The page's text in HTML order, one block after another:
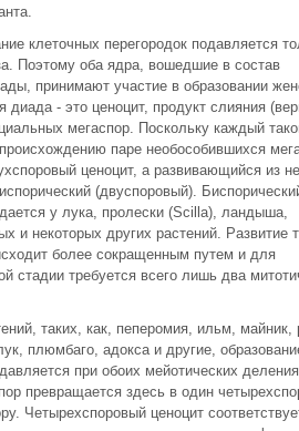
клеточных перегородок подавляется
Поэтому оба ядра, вошедшие в состав
принимают участие в образовании
диада - это ценоцит, продукт слияния
мегаспор. Поскольку каждый
паре необособившихся
ценоцит, а развивающийся из
(двуспоровый).
у лука, пролески (Scilla), ландыша,
и некоторых других растений. Развитие
более сокращенным путем и для
стадии требуется всего лишь два
таких, как, пеперомия, ильм, майник,
плюмбаго, адокса и другие,
при обоих мейотических
превращается здесь в один
Четырехспоровый ценоцит